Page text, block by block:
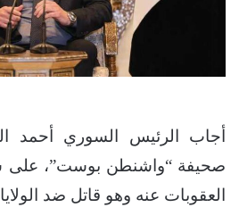
أجاب الرئيس السوري أحمد
صحيفة “واشنطن بوست”، على
العقوبات عنه وهو قاتل ضد